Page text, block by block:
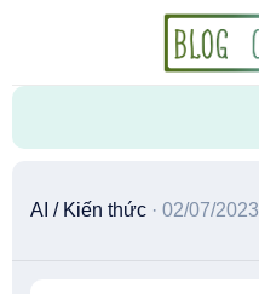
AI / Kiến thức · 02/07/2023